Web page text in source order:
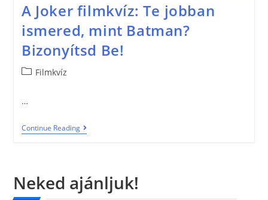
A Joker filmkvíz: Te jobban
ismered, mint Batman?
Bizonyítsd Be!
Filmkvíz
…
Continue Reading
Neked ajánljuk!